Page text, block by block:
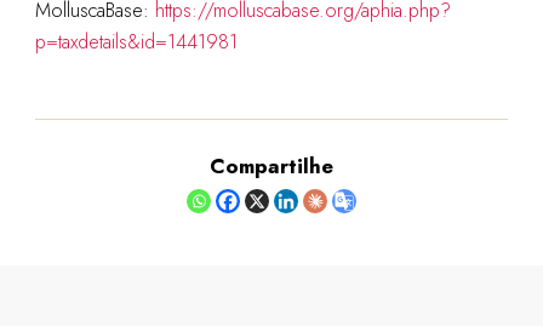
MolluscaBase: https://molluscabase.org/aphia.php?
p=taxdetails&id=1441981
Compartilhe